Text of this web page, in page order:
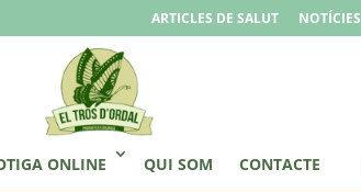
ARTICLES DE SALUT NOTÍCIES
ONLINE QUI SOM CONTACTE